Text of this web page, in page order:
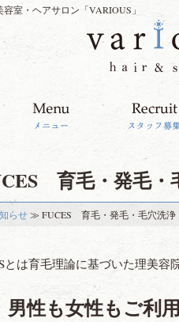
室・ヘアサロン「VARIOUS」
育毛・発毛・
らせ≫ FUCES 育毛・発毛・毛穴洗浄
とは育毛理論に基づいた理美容
男性も女性もご利